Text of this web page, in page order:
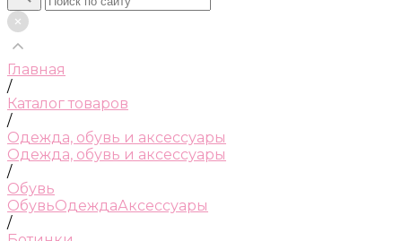
Главная
/
Каталог товаров
/
Одежда, обувь и аксессуары
Одежда, обувь и аксессуары
/
Обувь
ОбувьОдеждаАксессуары
/